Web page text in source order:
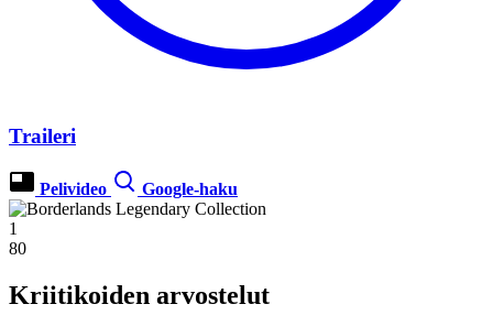
Traileri
Pelivideo Google-haku
1
80
Kriitikoiden arvostelut